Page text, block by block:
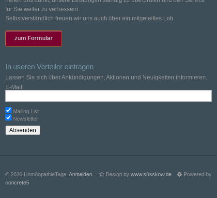
für Sie weiter zu verbessern.
Selbstverständlich freuen wir uns auch über ein mitgeteiltes Lob.
zum Formular
In useren Verteiler eintragen
Lassen Sie sich über Ankündigungen, Aktionen und Neuigkeiten informieren.
E-Mail:
Mailing List
Newsletter
© 2026 HomöopathieTage. Anmelden. Design by www.süsskow.de
Powered by
concrete5